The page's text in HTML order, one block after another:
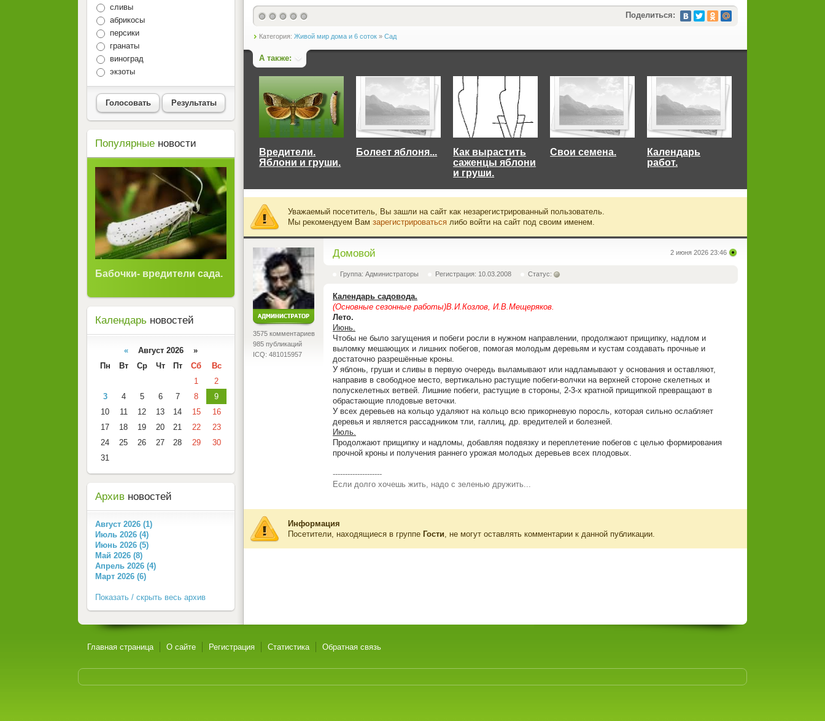
Поделиться:
Категория: Живой мир дома и 6 соток » Сад
А также:
Вредители.
Яблони и груши.
Болеет яблоня...
Как вырастить
саженцы яблони
и груши.
Свои семена.
Календарь
работ.
Уважаемый посетитель, Вы зашли на сайт как незарегистрированный пользователь.
Мы рекомендуем Вам зарегистрироваться либо войти на сайт под своим именем.
3575 комментариев
985 публикаций
ICQ: 481015957
2 июня 2026 23:46
Домовой
Группа: Администраторы Регистрация: 10.03.2008 Статус:
Календарь садовода.
(Основные сезонные работы)В.И.Козлов, И.В.Мещеряков.
Лето.
Июнь.
Чтобы не было загущения и побеги росли в нужном направлении, продолжают прищипку, надлом и
выломку мешающих и лишних побегов, помогая молодым деревьям и кустам создавать прочные и
достаточно разрешённые кроны.
У яблонь, груши и сливы в первую очередь выламывают или надламывают у основания и оставляют,
направив в свободное место, вертикально растущие побеги-волчки на верхней стороне скелетных и
полускелетных ветвей. Лишние побеги, растущие в стороны, 2-3-х кратной прищипкой превращают в
обрастающие плодовые веточки.
У всех деревьев на кольцо удаляют на кольцо всю прикорневую поросль, которая сильно ослабляет
деревья и является рассадником тли, галлиц, др. вредителей и болезней.
Июль.
Продолжают прищипку и надломы, добавляя подвязку и переплетение побегов с целью формирования
прочной кроны и получения раннего урожая молодых деревьев всех плодовых.
--------------------
Если долго хочешь жить, надо с зеленью дружить...
Информация
Посетители, находящиеся в группе Гости , не могут оставлять комментарии к данной публикации.
сливы
абрикосы
персики
гранаты
виноград
экзоты
Голосовать Результаты
Популярные новости
Бабочки- вредители сада.
Календарь новостей
« Август 2026 »
Пн
Вт Ср Чт Пт Сб
Вс
1
2
3
4 5 6 7 8
9
10
11 12 13 14 15
16
17
18 19 20 21 22
23
24
25 26 27 28 29
30
31
Архив новостей
Август 2026 (1)
Июль 2026 (4)
Июнь 2026 (5)
Май 2026 (8)
Апрель 2026 (4)
Март 2026 (6)
Показать / скрыть весь архив
Главная страница О сайте Регистрация Статистика Обратная связь